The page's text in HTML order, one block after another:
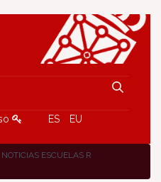
ES EU
NOTICIAS ESCUELAS RURALES